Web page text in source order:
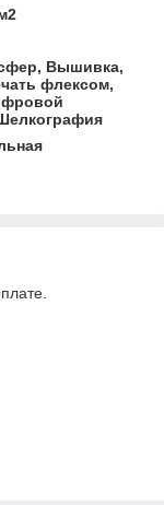
Вышивка,
флексом,